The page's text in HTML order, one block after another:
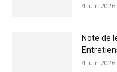
4 juin 2026
Note de
4 juin 2026